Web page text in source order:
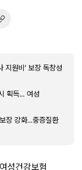
지원비’ 보장 독창성
획득… 여성
장 강화…중증질환
성건강보험